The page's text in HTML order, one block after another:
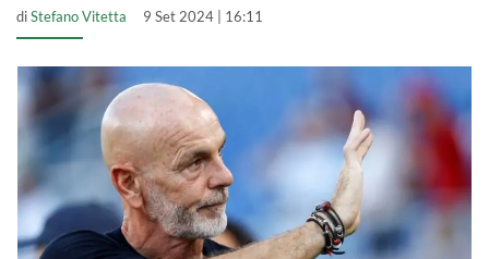
diStefano Vitetta 9 Set 2024 | 16:11